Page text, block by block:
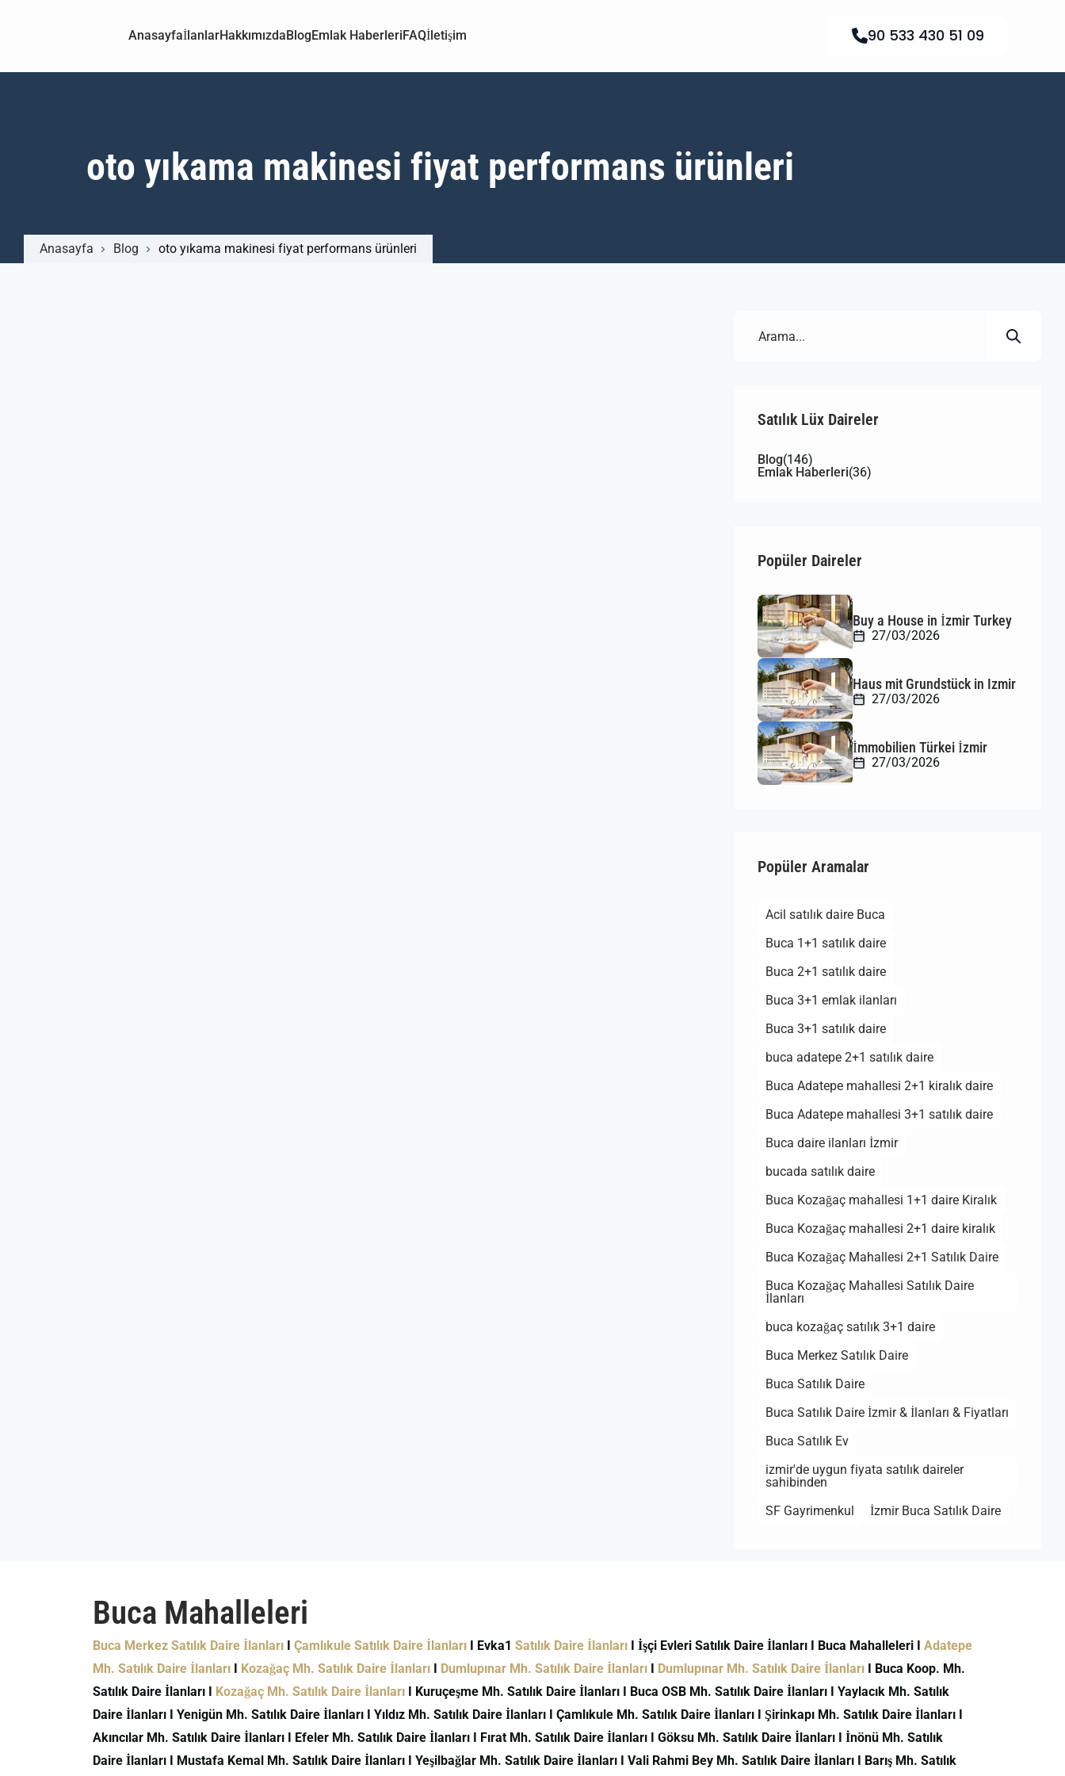
AnasayfaİlanlarHakkımızdaBlogEmlak HaberleriFAQİletişim 90 533 430 51 09
oto yıkama makinesi fiyat performans ürünleri
Anasayfa Blog oto yıkama makinesi fiyat performans ürünleri
Satılık Lüx Daireler
Blog(146)
Emlak Haberleri(36)
Popüler Daireler
Buy a House in İzmir Turkey
27/03/2026
Haus mit Grundstück in Izmir
27/03/2026
İmmobilien Türkei İzmir
27/03/2026
Popüler Aramalar
Acil satılık daire Buca
Buca 1+1 satılık daire
Buca 2+1 satılık daire
Buca 3+1 emlak ilanları
Buca 3+1 satılık daire
buca adatepe 2+1 satılık daire
Buca Adatepe mahallesi 2+1 kiralık daire
Buca Adatepe mahallesi 3+1 satılık daire
Buca daire ilanları İzmir
bucada satılık daire
Buca Kozağaç mahallesi 1+1 daire Kiralık
Buca Kozağaç mahallesi 2+1 daire kiralık
Buca Kozağaç Mahallesi 2+1 Satılık Daire
Buca Kozağaç Mahallesi Satılık Daire
İlanları
buca kozağaç satılık 3+1 daire
Buca Merkez Satılık Daire
Buca Satılık Daire
Buca Satılık Daire İzmir & İlanları & Fiyatları
Buca Satılık Ev
izmir'de uygun fiyata satılık daireler
sahibinden
SF Gayrimenkul
İzmir Buca Satılık Daire
Buca Mahalleleri
Buca Merkez Satılık Daire İlanları I Çamlıkule Satılık Daire İlanları I Evka1 Satılık Daire İlanları I İşçi Evleri Satılık Daire İlanları I Buca Mahalleleri I Adatepe
Mh. Satılık Daire İlanları I Kozağaç Mh. Satılık Daire İlanları I Dumlupınar Mh. Satılık Daire İlanları I Dumlupınar Mh. Satılık Daire İlanları I Buca Koop. Mh.
Satılık Daire İlanları I Kozağaç Mh. Satılık Daire İlanları I Kuruçeşme Mh. Satılık Daire İlanları I Buca OSB Mh. Satılık Daire İlanları I Yaylacık Mh. Satılık
Daire İlanları I Yenigün Mh. Satılık Daire İlanları I Yıldız Mh. Satılık Daire İlanları I Çamlıkule Mh. Satılık Daire İlanları I Şirinkapı Mh. Satılık Daire İlanları I
Akıncılar Mh. Satılık Daire İlanları I Efeler Mh. Satılık Daire İlanları I Fırat Mh. Satılık Daire İlanları I Göksu Mh. Satılık Daire İlanları I İnönü Mh. Satılık
Daire İlanları I Mustafa Kemal Mh. Satılık Daire İlanları I Yeşilbağlar Mh. Satılık Daire İlanları I Vali Rahmi Bey Mh. Satılık Daire İlanları I Barış Mh. Satılık